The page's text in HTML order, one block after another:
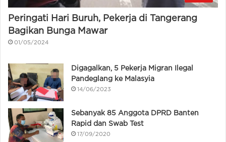
Peringati Hari Buruh, Pekerja di Tangerang
Bagikan Bunga Mawar
01/05/2024
Digagalkan, 5 Pekerja Migran Ilegal
Pandeglang ke Malasyia
14/06/2023
Sebanyak 85 Anggota DPRD Banten
Rapid dan Swab Test
17/09/2020